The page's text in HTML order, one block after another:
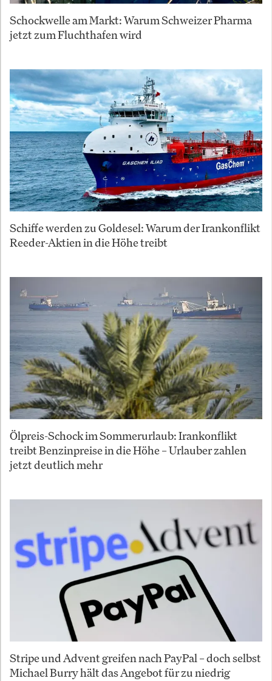
Schockwelle am Markt: Warum Schweizer Pharma
jetzt zum Fluchthafen wird
Schiffe werden zu Goldesel: Warum der Irankonflikt
Reeder-Aktien in die Höhe treibt
Ölpreis-Schock im Sommerurlaub: Irankonflikt
treibt Benzinpreise in die Höhe – Urlauber zahlen
jetzt deutlich mehr
Stripe und Advent greifen nach PayPal – doch selbst
Michael Burry hält das Angebot für zu niedrig